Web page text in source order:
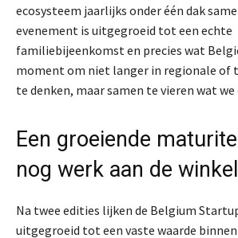
ecosysteem jaarlijks onder één dak
evenement is uitgegroeid tot een echte
familiebijeenkomst en precies wat
moment om niet langer in regionale of
te denken, maar samen te vieren wat we
Een groeiende
nog werk aan de winkel
Na twee edities lijken de Belgium
uitgegroeid tot een vaste waarde